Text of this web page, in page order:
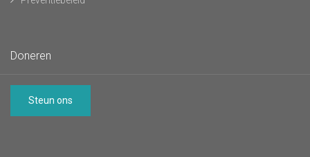
Doneren
Steun ons